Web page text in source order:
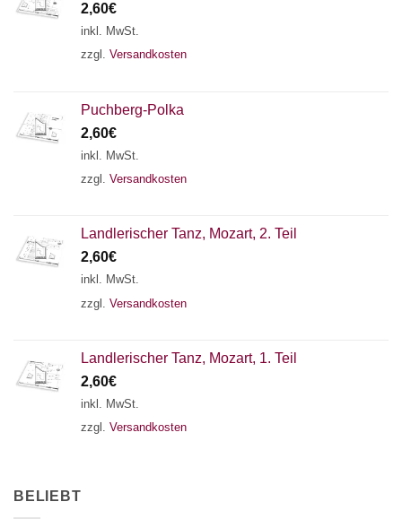
2,60€
inkl. MwSt.
zzgl. Versandkosten
Puchberg-Polka
2,60€
inkl. MwSt.
zzgl. Versandkosten
Landlerischer Tanz, Mozart, 2. Teil
2,60€
inkl. MwSt.
zzgl. Versandkosten
Landlerischer Tanz, Mozart, 1. Teil
2,60€
inkl. MwSt.
zzgl. Versandkosten
BELIEBT